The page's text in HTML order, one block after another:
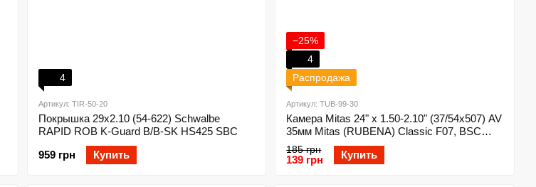
4
Артикул: TIR-50-20
Покрышка 29x2.10 (54-622) Schwalbe
RAPID ROB K-Guard B/B-SK HS425 SBC
959 грн
Купить
−25%
4
Распродажа
Артикул: TUB-99-30
Камера Mitas 24" x 1.50-2.10" (37/54x507) AV
35мм Mitas (RUBENA) Classic F07, BSC
0.9mm в коробке 24" x 1.00-1.50"(р)
185 грн
139 грн Купить